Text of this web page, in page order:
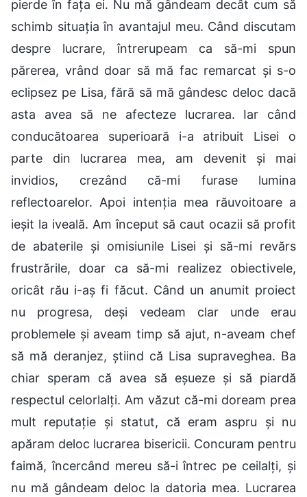
pierde în fața ei. Nu mă gândeam decât cum să
schimb situația în avantajul meu. Când discutam
despre lucrare, întrerupeam ca să-mi spun
părerea, vrând doar să mă fac remarcat și s-o
eclipsez pe Lisa, fără să mă gândesc deloc dacă
asta avea să ne afecteze lucrarea. Iar când
conducătoarea superioară i-a atribuit Lisei o
parte din lucrarea mea, am devenit și mai
invidios, crezând că-mi furase lumina
reflectoarelor. Apoi intenția mea răuvoitoare a
ieșit la iveală. Am început să caut ocazii să profit
de abaterile și omisiunile Lisei și să-mi revărs
frustrările, doar ca să-mi realizez obiectivele,
oricât rău i-aș fi făcut. Când un anumit proiect
nu progresa, deși vedeam clar unde erau
problemele și aveam timp să ajut, n-aveam chef
să mă deranjez, știind că Lisa supraveghea. Ba
chiar speram că avea să eșueze și să piardă
respectul celorlalți. Am văzut că-mi doream prea
mult reputație și statut, că eram aspru și nu
apăram deloc lucrarea bisericii. Concuram pentru
faimă, încercând mereu să-i întrec pe ceilalți, și
nu mă gândeam deloc la datoria mea. Lucrarea